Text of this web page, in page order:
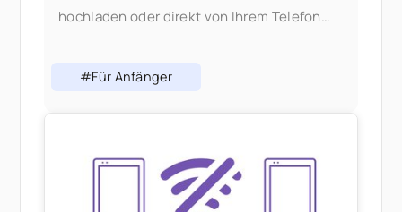
hochladen oder direkt von Ihrem Telefon
wechseln. Warum wir den Add-Flow
#Für Anfänger